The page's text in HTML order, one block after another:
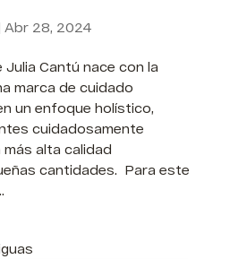
Abr 28, 2024
Julia Cantú nace con la
marca de cuidado
un enfoque holístico,
cuidadosamente
alta calidad
cantidades. Para este